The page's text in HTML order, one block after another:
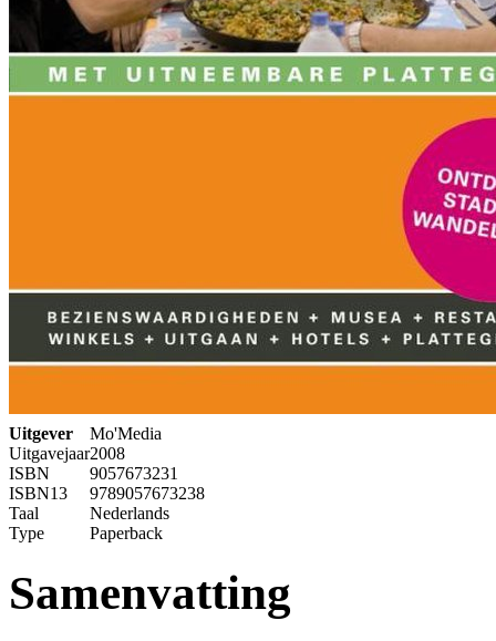
Uitgever
Mo'Media
Uitgavejaar2008
ISBN
9057673231
ISBN13
9789057673238
Taal
Nederlands
Type
Paperback
Samenvatting